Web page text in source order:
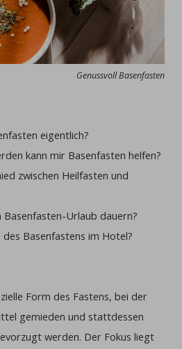
Genussvoll Basenfasten
eigentlich?
kann mir Basenfasten helfen?
zwischen Heilfasten und
Basenfasten-Urlaub dauern?
Basenfastens im Hotel?
Form des Fastens, bei der
gemieden und stattdessen
werden. Der Fokus liegt